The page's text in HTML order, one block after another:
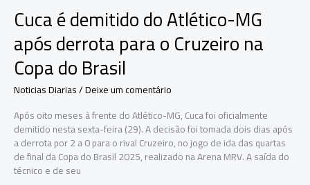
Cuca é demitido do Atlético-MG
após derrota para o Cruzeiro na
Copa do Brasil
Noticias Diarias/Deixe um comentário
Após oito meses à frente do Atlético-MG, Cuca foi oficialmente
demitido nesta sexta-feira (29). A decisão foi tomada dois dias após
a derrota por 2 a 0 para o rival Cruzeiro, no jogo de ida das quartas
de final da Copa do Brasil 2025, realizado na Arena MRV. A saída do
técnico e de seu